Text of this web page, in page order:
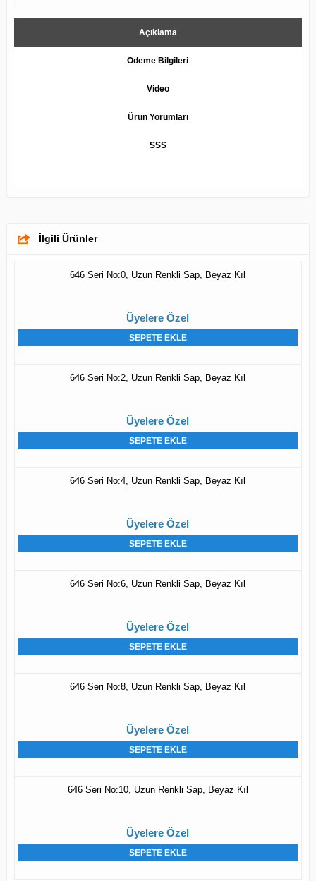
Açıklama
Ödeme Bilgileri
Video
Ürün Yorumları
SSS
İlgili Ürünler
646 Seri No:0, Uzun Renkli Sap, Beyaz Kıl
Üyelere Özel
SEPETE EKLE
646 Seri No:2, Uzun Renkli Sap, Beyaz Kıl
Üyelere Özel
SEPETE EKLE
646 Seri No:4, Uzun Renkli Sap, Beyaz Kıl
Üyelere Özel
SEPETE EKLE
646 Seri No:6, Uzun Renkli Sap, Beyaz Kıl
Üyelere Özel
SEPETE EKLE
646 Seri No:8, Uzun Renkli Sap, Beyaz Kıl
Üyelere Özel
SEPETE EKLE
646 Seri No:10, Uzun Renkli Sap, Beyaz Kıl
Üyelere Özel
SEPETE EKLE